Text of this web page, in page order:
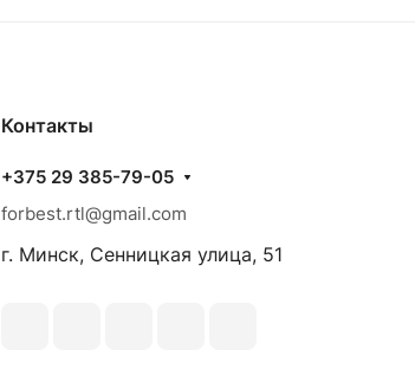
Контакты
+375 29 385-79-05
forbest.rtl@gmail.com
г. Минск, Сенницкая улица, 51